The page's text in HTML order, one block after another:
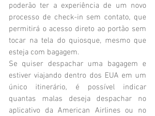
poderão ter a experiência de um novo
processo de check-in sem contato, que
permitirá o acesso direto ao portão sem
tocar na tela do quiosque, mesmo que
esteja com bagagem.
Se quiser despachar uma bagagem e
estiver viajando dentro dos EUA em um
único itinerário, é possível indicar
quantas malas deseja despachar no
aplicativo da American Airlines ou no